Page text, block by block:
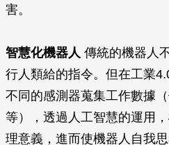
害。
智慧化機器人 傳統的機器人
行人類給的指令。但在工業
不同的感測器蒐集工作數據
等），透過人工智慧的運用
理意義，進而使機器人自我